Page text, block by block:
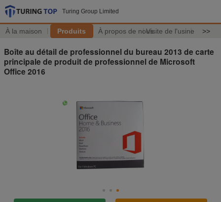
Turing Group Limited
À la maison Produits À propos de nousVisite de l'usine >>
Boîte au détail de professionnel du bureau 2013 de carte
principale de produit de professionnel de Microsoft
Office 2016